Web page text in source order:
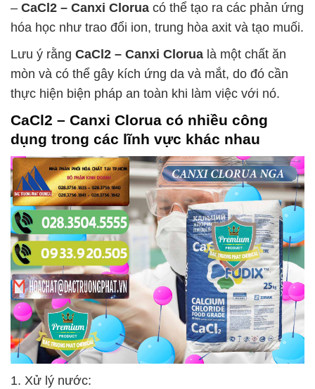
– CaCl2 – Canxi Clorua có thể tạo ra các phản ứng
hóa học như trao đổi ion, trung hòa axit và tạo muối.
Lưu ý rằng CaCl2 – Canxi Clorua là một chất ăn
mòn và có thể gây kích ứng da và mắt, do đó cần
thực hiện biện pháp an toàn khi làm việc với nó.
CaCl2 – Canxi Clorua có nhiều công
dụng trong các lĩnh vực khác nhau
1. Xử lý nước: